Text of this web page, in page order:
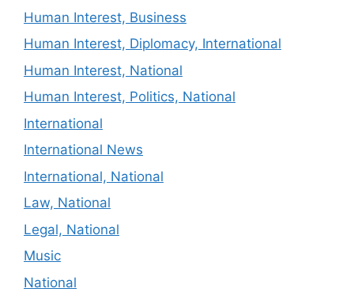
Human Interest, Business
Human Interest, Diplomacy, International
Human Interest, National
Human Interest, Politics, National
International
International News
International, National
Law, National
Legal, National
Music
National